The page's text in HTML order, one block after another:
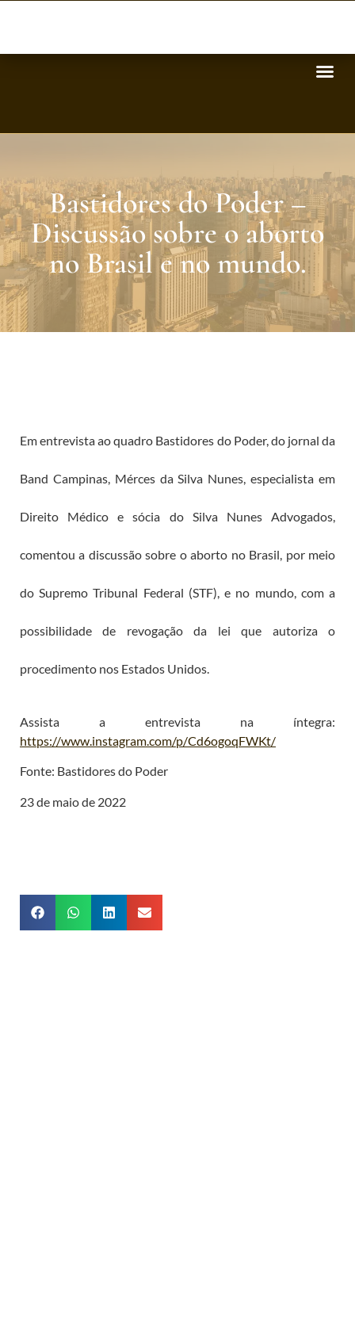
Bastidores do Poder –
Discussão sobre o aborto
no Brasil e no mundo.
Em entrevista ao quadro Bastidores do Poder, do jornal da
Band Campinas, Mérces da Silva Nunes, especialista em
Direito Médico e sócia do Silva Nunes Advogados,
comentou a discussão sobre o aborto no Brasil, por meio
do Supremo Tribunal Federal (STF), e no mundo, com a
possibilidade de revogação da lei que autoriza o
procedimento nos Estados Unidos.
Assista a entrevista na íntegra:
https://www.instagram.com/p/Cd6ogoqFWKt/
Fonte: Bastidores do Poder
23 de maio de 2022